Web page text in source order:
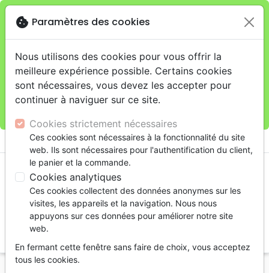
Je veux retirer ma commande au 11 rue de Rive,
Genèveclose
warningCette boutique en ligne est limitée au retrait en
magasin.
Pour les livraisons à domicile, veuillez passer vos
commandes sur la boutique La Maison de la Bible
shopping_cart
cookie Paramètres des cookies
Nous utilisons des cookies pour vous offrir la
meilleure expérience possible. Certains cookies
sont nécessaires, vous devez les accepter pour
continuer à naviguer sur ce site.
Cookies strictement nécessaires
Ces cookies sont nécessaires à la fonctionnalité du site
web. Ils sont nécessaires pour l'authentification du client,
le panier et la commande.
Cookies analytiques
Ces cookies collectent des données anonymes sur les
visites, les appareils et la navigation. Nous nous
appuyons sur ces données pour améliorer notre site
web.
En fermant cette fenêtre sans faire de choix, vous acceptez
tous les cookies.